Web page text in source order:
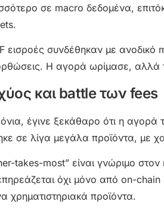
σε macro δεδομένα,
εισροές συνδέθηκαν με
Η αγορά ωρίμασε, αλλά
και battle των fees
έγινε ξεκάθαρο ότι η αγορά
σε λίγα μεγάλα προϊόντα, με
takes-most” είναι γνώριμο
όχι μόνο από on-
χρηματιστηριακά προϊόντα.